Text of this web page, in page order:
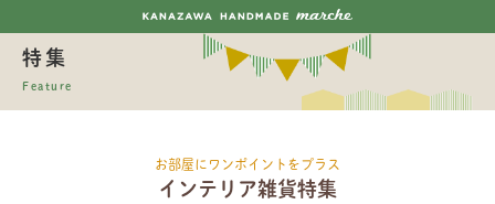
特集
Feature
お部屋にワンポイントをプラス
インテリア雑貨特集